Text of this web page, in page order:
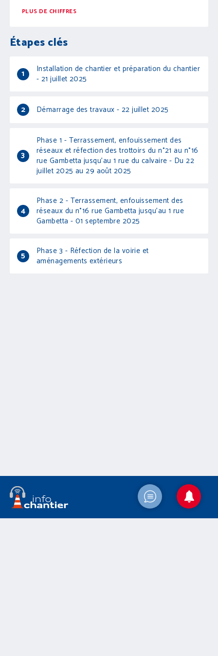
PLUS DE CHIFFRES
Étapes clés
1
Installation de chantier et préparation du chantier
- 21 juillet 2025
2 Démarrage des travaux - 22 juillet 2025
3
Phase 1 - Terrassement, enfouissement des
réseaux et réfection des trottoirs du n°21 au n°16
rue Gambetta jusqu'au 1 rue du calvaire - Du 22
juillet 2025 au 29 août 2025
4
Phase 2 - Terrassement, enfouissement des
réseaux du n°16 rue Gambetta jusqu'au 1 rue
Gambetta - 01 septembre 2025
5
Phase 3 - Réfection de la voirie et
aménagements extérieurs
Accueil